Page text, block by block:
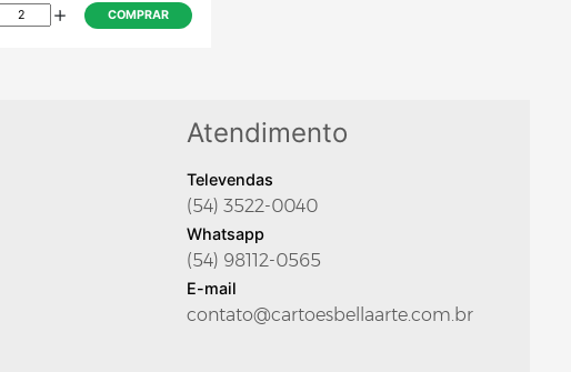
EFL-001 - Enfeite de Fé Aparecida
R$ 6,50
COMPRAR
Atendimento
Televendas
(54) 3522-0040
Whatsapp
(54) 98112-0565
E-mail
contato@cartoesbellaarte.com.br